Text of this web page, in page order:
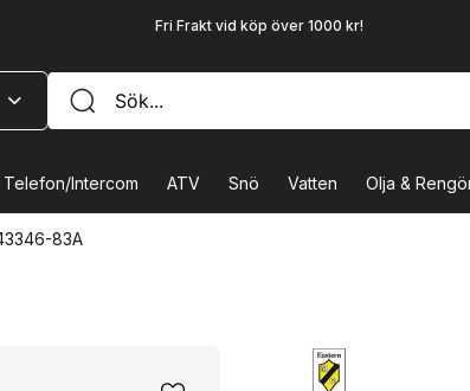
Fri Frakt vid köp över 1000 kr!
Telefon/Intercom ATV Snö Vatten Olja &
83A